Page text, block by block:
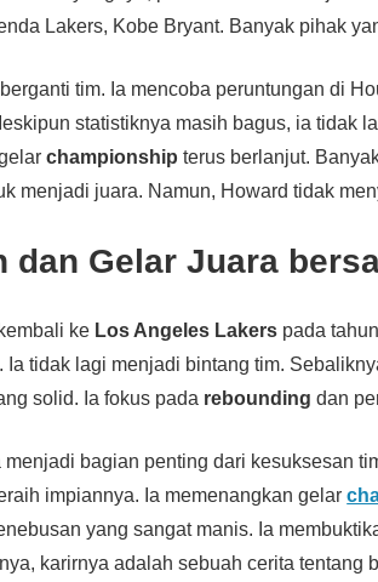
Lakers, Kobe Bryant. Banyak pihak
tim. Ia mencoba peruntungan di
statistiknya masih bagus, ia tidak
championship terus berlanjut.
menjadi juara. Namun, Howard tidak
dan Gelar Juara
ke Los Angeles Lakers pada
Ia tidak lagi menjadi bintang tim.
solid. Ia fokus pada rebounding dan
bagian penting dari kesuksesan
impiannya. Ia memenangkan gelar
yang sangat manis. Ia
karirnya adalah sebuah cerita tentang